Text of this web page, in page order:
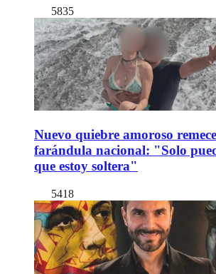
5835
Nuevo quiebre amoroso
farándula nacional: "Solo
que estoy soltera"
5418